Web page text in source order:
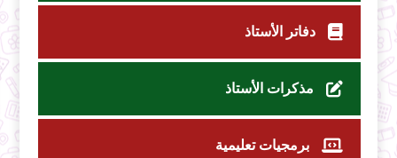
دفاتر الأستاذ
مذكرات الأستاذ
برمجيات تعليمية